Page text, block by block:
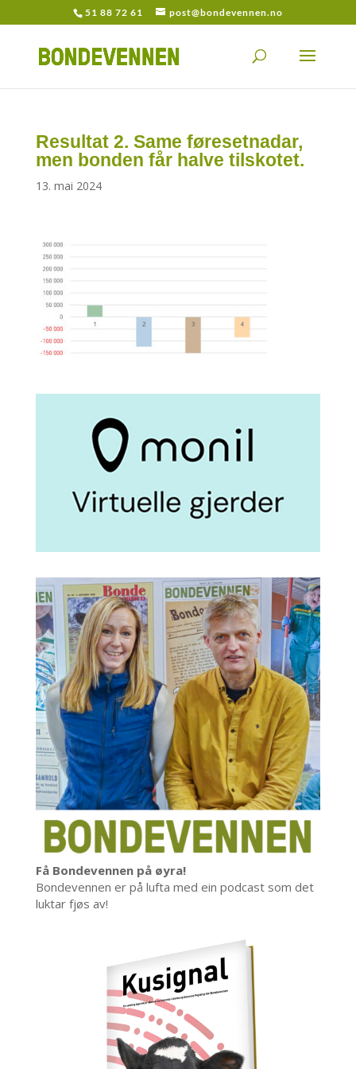
51 88 72 61 post@bondevennen.no
Resultat 2. Same føresetnadar,
men bonden får halve tilskotet.
13. mai 2024
Få Bondevennen på øyra!
Bondevennen er på lufta med ein podcast som det
luktar fjøs av!